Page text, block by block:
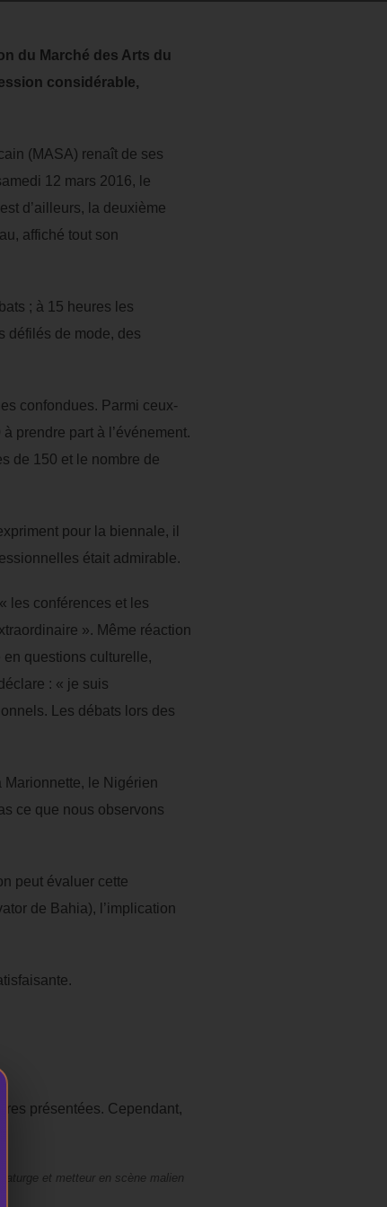
du Marché des Arts du
considérable,
(MASA) renaît de ses
12 mars 2016, le
d’ailleurs, la deuxième
affiché tout son
; à 15 heures les
défilés de mode, des
confondues. Parmi ceux-
prendre part à l’événement.
de 150 et le nombre de
pour la biennale, il
était admirable.
les conférences et les
». Même réaction
questions culturelle,
: « je suis
Les débats lors des
Marionnette, le Nigérien
ce que nous observons
peut évaluer cette
de Bahia), l’implication
présentées. Cependant,